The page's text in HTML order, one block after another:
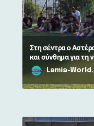
Στη σέντρα ο
και σύνθημα για τη
Lamia-